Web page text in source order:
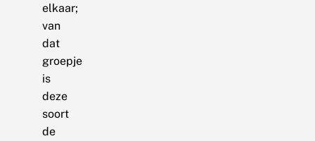
elkaar;
van
dat
groepje
is
deze
soort
de